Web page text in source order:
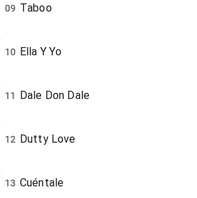
09 Taboo
10 Ella Y Yo
11 Dale Don Dale
12 Dutty Love
13 Cuéntale